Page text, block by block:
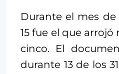
Durante el mes
15 fue el que
cinco. El
durante 13 de los